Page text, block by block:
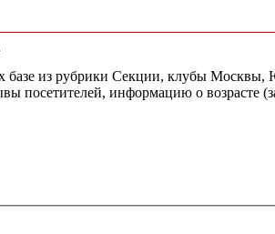
базе из рубрики Секции, клубы
информацию о возрасте